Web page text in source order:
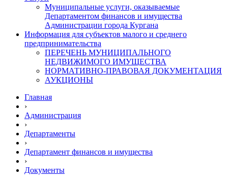
Муниципальные услуги, оказываемые
Департаментом финансов и имущества
Администрации города Кургана
Информация для субъектов малого и среднего
предпринимательства
ПЕРЕЧЕНЬ МУНИЦИПАЛЬНОГО
НЕДВИЖИМОГО ИМУЩЕСТВА
НОРМАТИВНО-ПРАВОВАЯ ДОКУМЕНТАЦИЯ
АУКЦИОНЫ
Главная
›
Администрация
›
Департаменты
›
Департамент финансов и имущества
›
Документы